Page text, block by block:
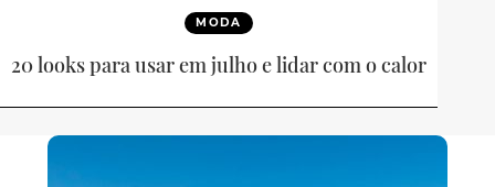
MODA
20 looks para usar em julho e lidar com o calor